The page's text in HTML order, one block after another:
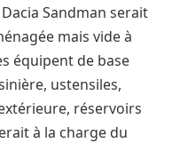
Sandman serait
mais vide à
équipent de base
ustensiles,
réservoirs
à la charge du